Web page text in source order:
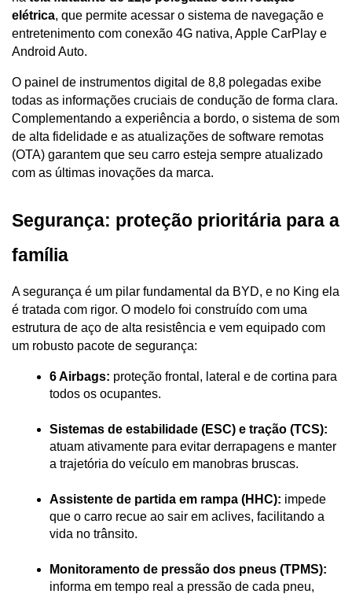
elétrica, que permite acessar o sistema de navegação e
entretenimento com conexão 4G nativa, Apple CarPlay e
Android Auto.
O painel de instrumentos digital de 8,8 polegadas exibe
todas as informações cruciais de condução de forma clara.
Complementando a experiência a bordo, o sistema de som
de alta fidelidade e as atualizações de software remotas
(OTA) garantem que seu carro esteja sempre atualizado
com as últimas inovações da marca.
Segurança: proteção prioritária para a
família
A segurança é um pilar fundamental da BYD, e no King ela
é tratada com rigor. O modelo foi construído com uma
estrutura de aço de alta resistência e vem equipado com
um robusto pacote de segurança:
6 Airbags: proteção frontal, lateral e de cortina para
todos os ocupantes.
Sistemas de estabilidade (ESC) e tração (TCS):
atuam ativamente para evitar derrapagens e manter
a trajetória do veículo em manobras bruscas.
Assistente de partida em rampa (HHC): impede
que o carro recue ao sair em aclives, facilitando a
vida no trânsito.
Monitoramento de pressão dos pneus (TPMS):
informa em tempo real a pressão de cada pneu,